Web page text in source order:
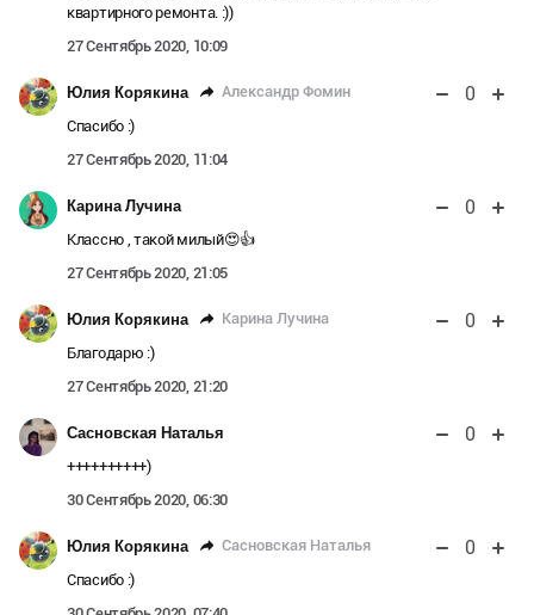
квартирного ремонта. :))
27 Сентябрь 2020, 10:09
Юлия Корякина Александр Фомин 0
Спасибо :)
27 Сентябрь 2020, 11:04
Карина Лучина 0
Классно , такой милый😍👍
27 Сентябрь 2020, 21:05
Юлия Корякина Карина Лучина 0
Благодарю :)
27 Сентябрь 2020, 21:20
Сасновская Наталья 0
++++++++++)
30 Сентябрь 2020, 06:30
Юлия Корякина Сасновская Наталья 0
Спасибо :)